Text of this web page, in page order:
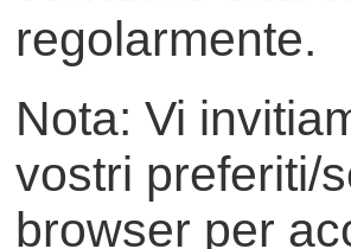
regolarmente.
Nota: Vi
vostri preferiti/
browser per